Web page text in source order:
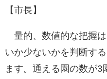
【市長】
量的、数値的な把握
いか少ないかを判断す
ます。通える園の数が